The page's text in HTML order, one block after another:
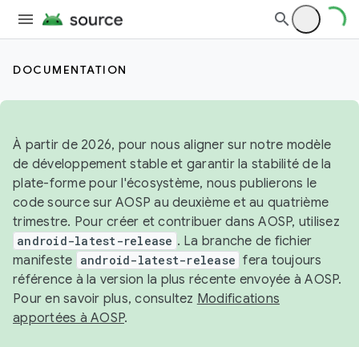
DOCUMENTATION
À partir de 2026, pour nous aligner sur notre modèle
de développement stable et garantir la stabilité de la
plate-forme pour l'écosystème, nous publierons le
code source sur AOSP au deuxième et au quatrième
trimestre. Pour créer et contribuer dans AOSP, utilisez
android-latest-release . La branche de fichier
manifeste android-latest-release fera toujours
référence à la version la plus récente envoyée à AOSP.
Pour en savoir plus, consultez Modifications
apportées à AOSP.